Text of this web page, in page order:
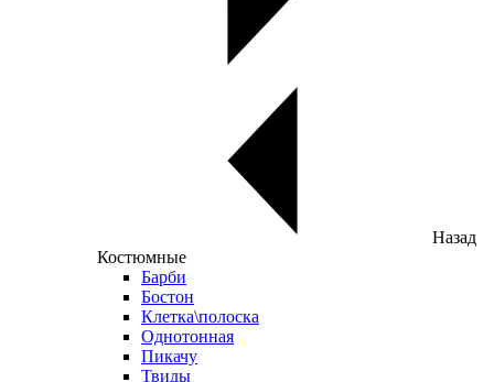
Назад
Костюмные
Барби
Бостон
Клетка\полоска
Однотонная
Пикачу
Твиды